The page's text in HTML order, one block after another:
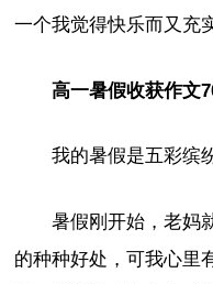
一个我觉得快乐而又充
高一暑假收获作文
我的暑假是五彩缤
暑假刚开始，老妈
的种种好处，可我心里